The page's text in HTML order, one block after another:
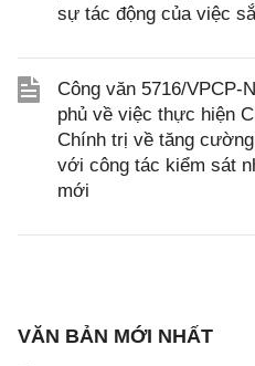
sự tác động của việc
Công văn 5716/VPCP-
phủ về việc thực hiện
Chính trị về tăng
với công tác kiểm sát
mới
VĂN BẢN MỚI NHẤT